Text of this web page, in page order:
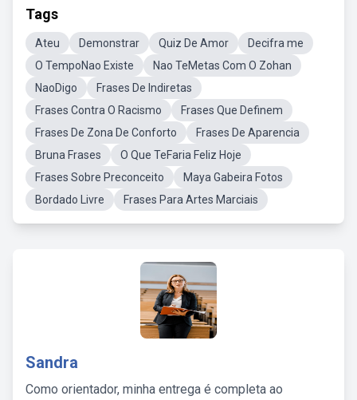
Tags
Ateu Demonstrar Quiz De Amor
Decifra me
O TempoNao Existe
Nao TeMetas Com O Zohan
NaoDigo
Frases De Indiretas
Frases Contra O Racismo
Frases Que Definem
Frases De Zona De Conforto
Frases De Aparencia
Bruna Frases
O Que TeFaria Feliz Hoje
Frases Sobre Preconceito
Maya Gabeira Fotos
Bordado Livre
Frases Para Artes Marciais
Sandra
Como orientador, minha entrega é completa ao